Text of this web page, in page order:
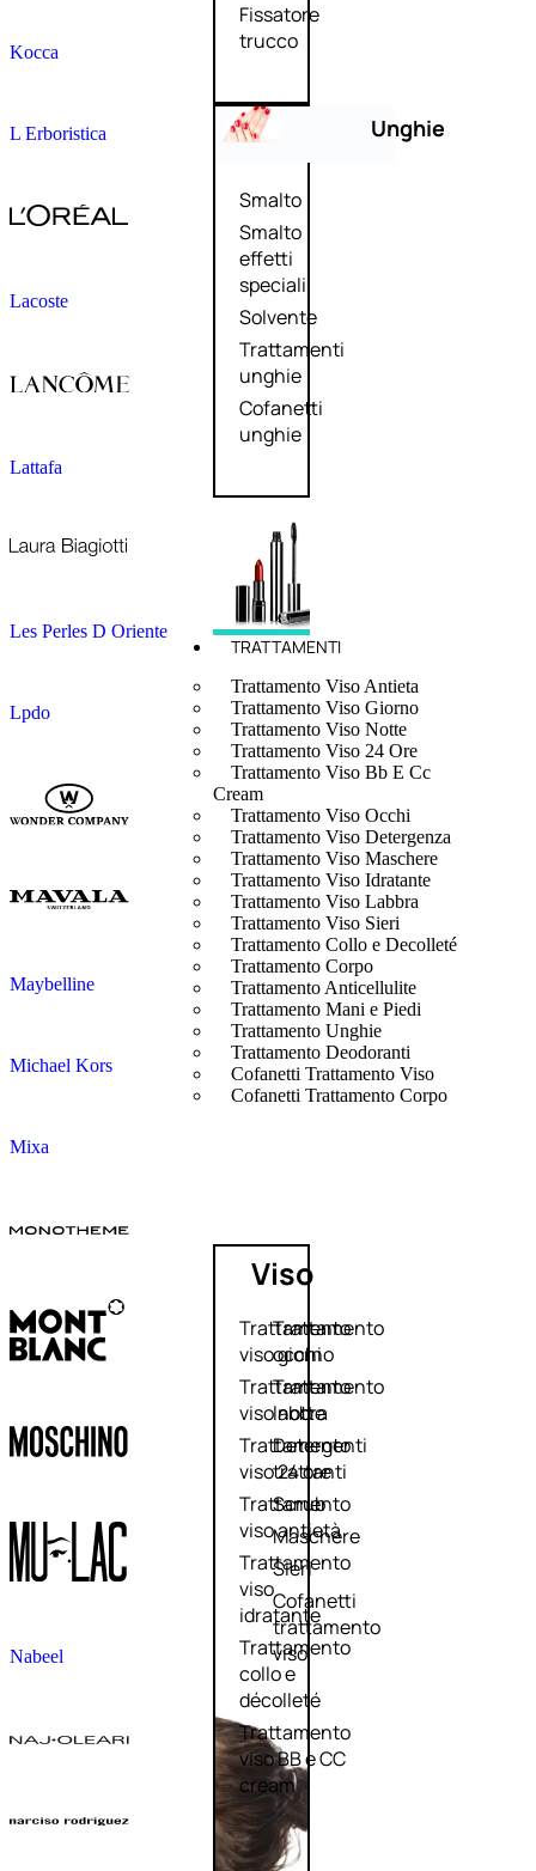
Fissatore
trucco
Unghie
Smalto
Smalto
effetti
speciali
Solvente
Trattamenti
unghie
Cofanetti
unghie
TRATTAMENTI
Trattamento Viso Antieta
Trattamento Viso Giorno
Trattamento Viso Notte
Trattamento Viso 24 Ore
Trattamento Viso Bb E Cc
Cream
Trattamento Viso Occhi
Trattamento Viso Detergenza
Trattamento Viso Maschere
Trattamento Viso Idratante
Trattamento Viso Labbra
Trattamento Viso Sieri
Trattamento Collo e Decolleté
Trattamento Corpo
Trattamento Anticellulite
Trattamento Mani e Piedi
Trattamento Unghie
Trattamento Deodoranti
Cofanetti Trattamento Viso
Cofanetti Trattamento Corpo
Viso
Trattamento
viso giorno
Trattamento
viso notte
Trattamento
viso 24 ore
Trattamento
viso antietà
Trattamento
viso
idratante
Trattamento
collo e
décolleté
Trattamento
viso BB e CC
cream
Trattamento
occhi
Trattamento
labbra
Detergenti
trattanti
Scrub
Maschere
Sieri
Cofanetti
trattamento
viso
Kocca
L Erboristica
Lacoste
Lattafa
Les Perles D Oriente
Lpdo
Maybelline
Michael Kors
Mixa
Nabeel